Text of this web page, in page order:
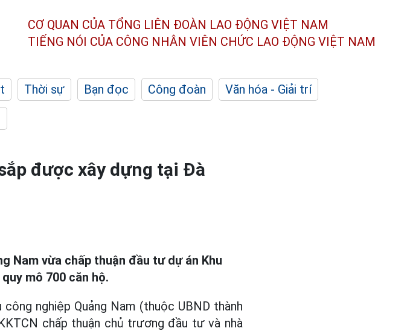
CƠ QUAN CỦA TỔNG LIÊN ĐOÀN LAO ĐỘNG VIỆT NAM
TIẾNG NÓI CỦA CÔNG NHÂN VIÊN CHỨC LAO ĐỘNG VIỆT NAM
Thời sự Bạn đọc Công đoàn
Văn hóa - Giải trí
được xây dựng tại Đà
Nam vừa chấp thuận đầu tư dự án Khu
mô 700 căn hộ.
nghiệp Quảng Nam (thuộc UBND thành
chấp thuận chủ trương đầu tư và nhà